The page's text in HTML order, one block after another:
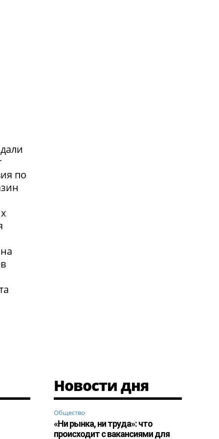
по
Новости дня
Общество
«Ни рынка, ни труда»: что
происходит с вакансиями для